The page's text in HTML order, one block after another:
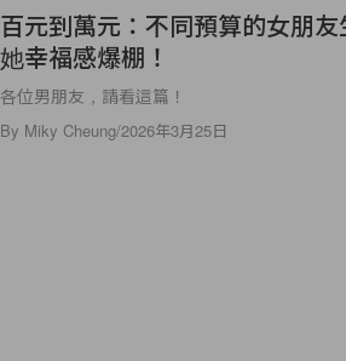
百元到萬元：不同預算的女朋
她幸福感爆棚！
各位男朋友，請看這篇！
By Miky Cheung/2026年3月25日